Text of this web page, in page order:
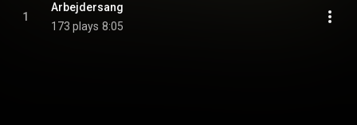
1
Arbejdersang
173 plays 8:05